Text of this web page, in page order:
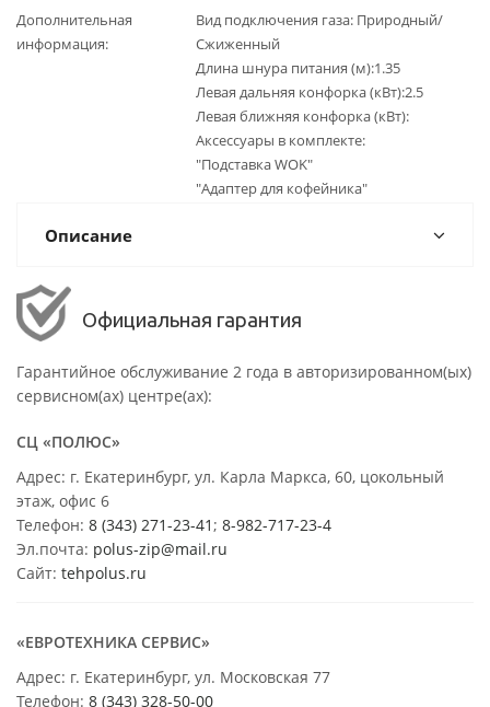
Дополнительная
информация
Вид подключения газа: Природный/
Сжиженный
Длина шнура питания (м):1.35
Левая дальняя конфорка (кВт):2.5
Левая ближняя конфорка (кВт):
Аксессуары в комплекте:
"Подставка WOK"
"Адаптер для кофейника"
Описание
Официальная гарантия
Гарантийное обслуживание 2 года в авторизированном(ых)
сервисном(ах) центре(ах):
СЦ «ПОЛЮС»
Адрес: г. Екатеринбург, ул. Карла Маркса, 60, цокольный
этаж, офис 6
Телефон: 8 (343) 271-23-41 ; 8-982-717-23-4
Эл.почта: polus-zip@mail.ru
Сайт: tehpolus.ru
«ЕВРОТЕХНИКА СЕРВИС»
Адрес: г. Екатеринбург, ул. Московская 77
Телефон: 8 (343) 328-50-00